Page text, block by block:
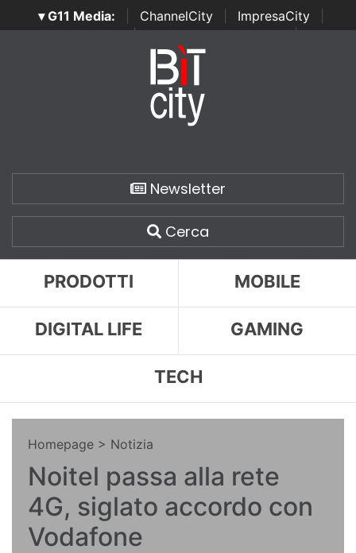
▾ G11 Media: ChannelCity ImpresaCity
SecurityOpenLab | Italian Channel Awards | Italian
Italian Security Awards
Newsletter
Cerca
PRODOTTI MOBILE
DIGITAL LIFE GAMING
TECH
Homepage > Notizia
Noitel passa alla rete
4G, siglato accordo con
Vodafone